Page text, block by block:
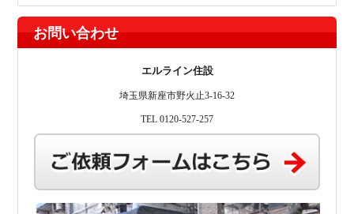
お問い合わせ
エルライン住設
埼玉県新座市野火止3-16-32
TEL 0120-527-257